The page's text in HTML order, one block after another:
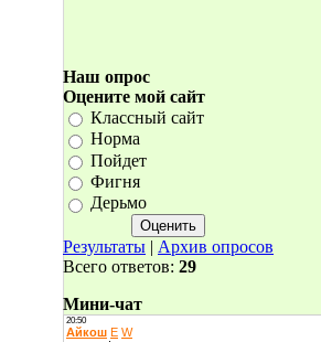
Наш опрос
Оцените мой сайт
Классный сайт
Норма
Пойдет
Фигня
Дерьмо
Результаты | Архив опросов
Всего ответов: 29
Мини-чат